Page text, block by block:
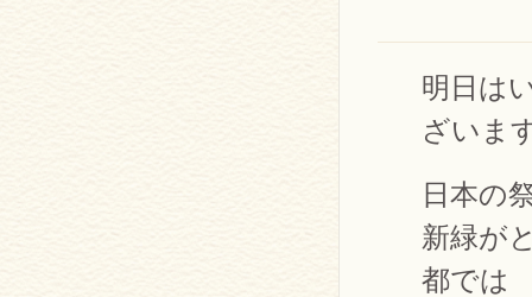
明日は
ざいま
日本の
新緑が
都では